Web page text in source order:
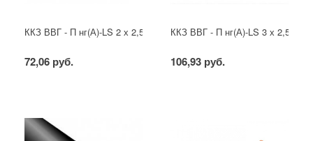
ККЗ ВВГ - П нг(А)-LS 2 х 2,5 ГОСТ
72,06 руб.
ККЗ ВВГ - П нг(А)-LS 3 х 2,5
106,93 руб.